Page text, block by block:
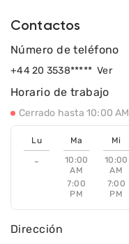
Contactos
Dirección
Horario de trabajo
Cerrado hasta 10:00 AM
Lu
-
Ma
10:00
AM
7:00
PM
Mi
10:00
AM
7:00
PM
Número de teléfono
+44 20 3538***** Ver